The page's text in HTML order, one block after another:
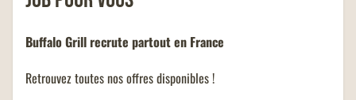
Buffalo Grill recrute partout en France
Retrouvez toutes nos offres disponibles !